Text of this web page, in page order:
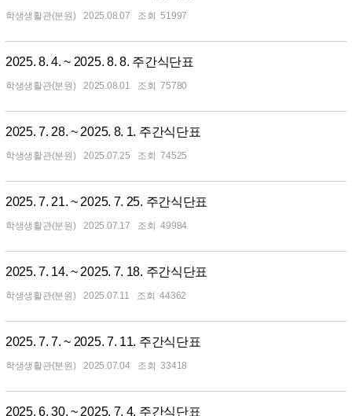
학생생활관(분원) 2025.08.07 51997
2025. 8. 4. ~ 2025. 8. 8. 주간식단표
학생생활관(분원) 2025.08.01 75780
2025. 7. 28. ~ 2025. 8. 1. 주간식단표
학생생활관(분원) 2025.07.25 74525
2025. 7. 21. ~ 2025. 7. 25. 주간식단표
학생생활관(분원) 2025.07.17 49984
2025. 7. 14. ~ 2025. 7. 18. 주간식단표
학생생활관(분원) 2025.07.11 44362
2025. 7. 7. ~ 2025. 7. 11. 주간식단표
학생생활관(분원) 2025.07.04 33418
2025. 6. 30. ~ 2025. 7. 4. 주간식단표